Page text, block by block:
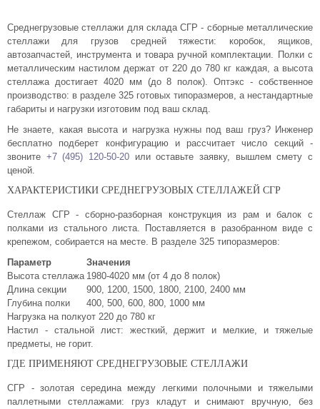
Среднегрузовые стеллажи для склада СГР - сборные металлические
стеллажи для грузов средней тяжести: коробок, ящиков,
автозапчастей, инструмента и товара ручной комплектации. Полки с
металлическим настилом держат от 220 до 780 кг каждая, а высота
стеллажа достигает 4020 мм (до 8 полок). Оптэкс - собственное
производство: в разделе 325 готовых типоразмеров, а нестандартные
габариты и нагрузки изготовим под ваш склад.
Не знаете, какая высота и нагрузка нужны под ваш груз? Инженер
бесплатно подберет конфигурацию и рассчитает число секций -
звоните +7 (495) 120-50-20 или оставьте заявку, вышлем смету с
ценой.
ХАРАКТЕРИСТИКИ СРЕДНЕГРУЗОВЫХ СТЕЛЛАЖЕЙ СГР
Стеллаж СГР - сборно-разборная конструкция из рам и балок с
полками из стального листа. Поставляется в разобранном виде с
крепежом, собирается на месте. В разделе 325 типоразмеров:
Параметр
Значения
Высота стеллажа 1980-4020 мм (от 4 до 8 полок)
Длина секции
900, 1200, 1500, 1800, 2100, 2400 мм
Глубина полки
400, 500, 600, 800, 1000 мм
Нагрузка на полкуот 220 до 780 кг
Настил - стальной лист: жесткий, держит и мелкие, и тяжелые
предметы, не горит.
ГДЕ ПРИМЕНЯЮТ СРЕДНЕГРУЗОВЫЕ СТЕЛЛАЖИ
СГР - золотая середина между легкими полочными и тяжелыми
паллетными стеллажами: груз кладут и снимают вручную, без